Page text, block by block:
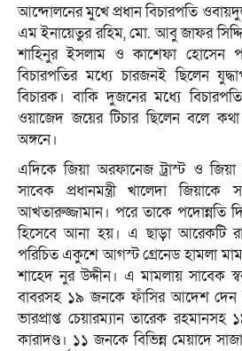
আন্দোলনের মুখে প্রধান বিচারপতি
এম ইনায়েতুর রহিম, মো. আবু জাফর
শাহিনুর ইসলাম ও কাশেফা হোসেন
বিচারপতির মধ্যে চারজনই ছিলেন
বিচারক। বাকি দুজনের মধ্যে
ওয়াজেদ জয়ের টিচার ছিলেন বলে
অঙ্গনে।
এদিকে জিয়া অরফানেজ ট্রাস্ট ও জিয়া
সাবেক প্রধানমন্ত্রী খালেদা
আখতারুজ্জামান। পরে তাকে পদোন্নতি
হিসেবে আনা হয়। এ ছাড়া আরেকটি
পরিচিত একুশে আগস্ট গ্রেনেড হামলা
শাহেদ নুর উদ্দীন। এ মামলায় সাবেক
বাবরসহ ১৯ জনকে ফাঁসির আদেশ দেন
ভারপ্রাপ্ত চেয়ারম্যান তারেক
কারাদণ্ড। ১১ জনকে বিভিন্ন মেয়াদে